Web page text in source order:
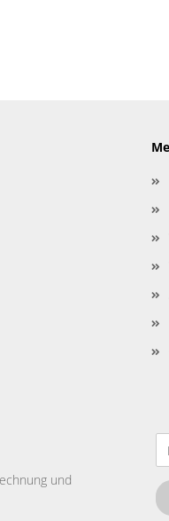
und